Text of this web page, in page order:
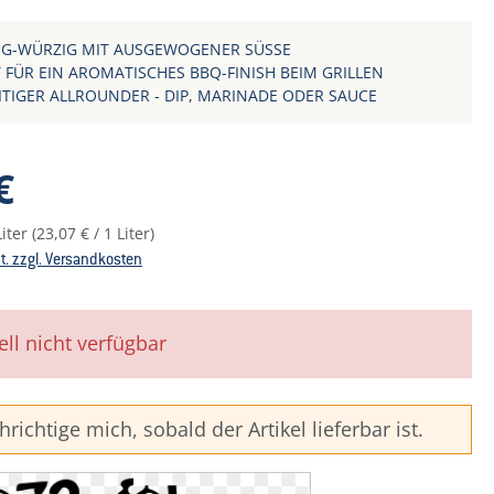
WÜRZIG MIT AUSGEWOGENER SÜSSE
FÜR EIN AROMATISCHES BBQ-FINISH BEIM GRILLEN
ALLROUNDER - DIP, MARINADE ODER SAUCE
(23,07 € / 1 Liter)
zzgl. Versandkosten
nicht verfügbar
mich, sobald der Artikel lieferbar ist.